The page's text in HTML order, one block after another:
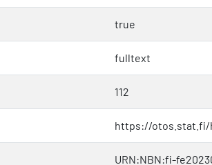
true
fulltext
112
https://otos.stat.fi/
URN:NBN:fi-